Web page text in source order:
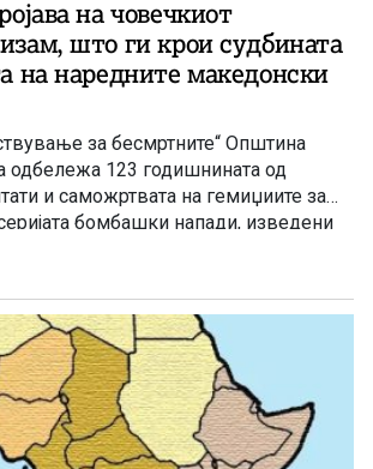
на човечкиот
што ги крои судбината
на наредните македонски
за бесмртните“ Општина
одбележа 123 годишнината од
и саможртвата на гемиџиите за
бомбашки напади, изведени
1903 година во Солун, младите
на Европа кон Македонија,
нив, во своите „Спомени“ ќе
урнатините на македонската столица
сакаа да ги збришат и своето месо и
ги да живеат над нивните
дух за слобода и благосостојба